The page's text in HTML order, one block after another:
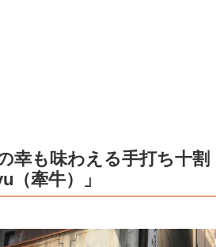
幸も味わえる手打ち十割
（牽牛）」